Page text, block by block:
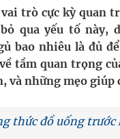
Doanh nghiệp: Tìm
Bệnh viện Phụ sản
trò của chính quyền
vai trò cực kỳ quan
qua yếu tố này,
bao nhiêu là đủ
tầm quan trọng
và những mẹo
thức đồ uống